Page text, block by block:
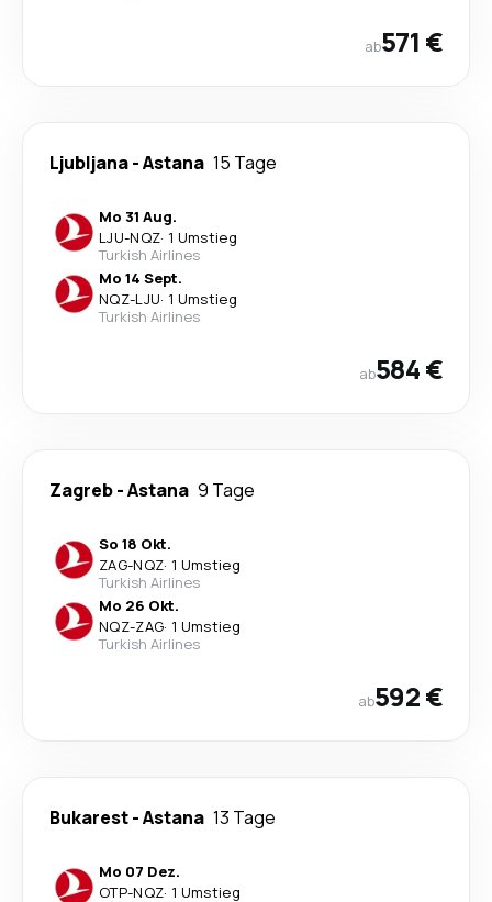
ab571 €
Ljubljana-Astana 15 Tage
Mo 31 Aug.
LJU-NQZ· 1 Umstieg
Turkish Airlines
Mo 14 Sept.
NQZ-LJU· 1 Umstieg
Turkish Airlines
ab584 €
Zagreb-Astana 9 Tage
So 18 Okt.
ZAG-NQZ· 1 Umstieg
Turkish Airlines
Mo 26 Okt.
NQZ-ZAG· 1 Umstieg
Turkish Airlines
ab592 €
Bukarest-Astana 13 Tage
Mo 07 Dez.
OTP-NQZ· 1 Umstieg